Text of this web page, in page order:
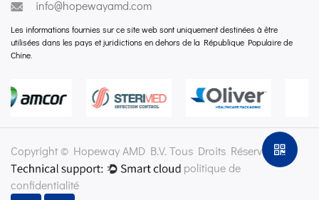
info@hopewayamd.com
Les informations fournies sur ce site web sont uniquement destinées à être
utilisées dans les pays et juridictions en dehors de la République Populaire de
Chine.
Copyright © Hopeway AMD B.V. Tous Droits Réservés.
politique de
confidentialité